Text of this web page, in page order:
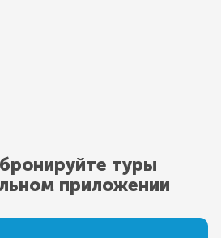
туры
приложении